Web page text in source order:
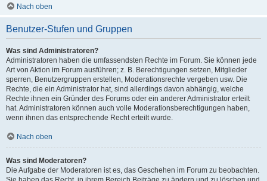
Nach oben
Benutzer-Stufen und Gruppen
Was sind Administratoren?
Administratoren haben die umfassendsten Rechte im Forum. Sie können jede
Art von Aktion im Forum ausführen; z. B. Berechtigungen setzen, Mitglieder
sperren, Benutzergruppen erstellen, Moderationsrechte vergeben usw. Die
Rechte, die ein Administrator hat, sind allerdings davon abhängig, welche
Rechte ihnen ein Gründer des Forums oder ein anderer Administrator erteilt
hat. Administratoren können auch volle Moderationsberechtigungen haben,
wenn ihnen das entsprechende Recht erteilt wurde.
Nach oben
Was sind Moderatoren?
Die Aufgabe der Moderatoren ist es, das Geschehen im Forum zu beobachten.